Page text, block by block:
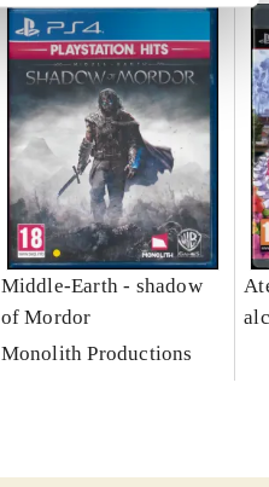
Middle-Earth - shadow
of Mordor
Monolith Productions